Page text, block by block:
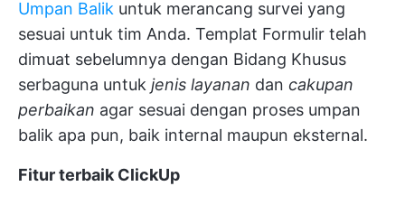
Umpan Balik untuk merancang survei yang
sesuai untuk tim Anda. Templat Formulir telah
dimuat sebelumnya dengan Bidang Khusus
serbaguna untuk jenis layanan dan cakupan
perbaikan agar sesuai dengan proses umpan
balik apa pun, baik internal maupun eksternal.
Fitur terbaik ClickUp